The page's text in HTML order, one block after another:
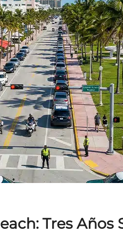
Tres Años